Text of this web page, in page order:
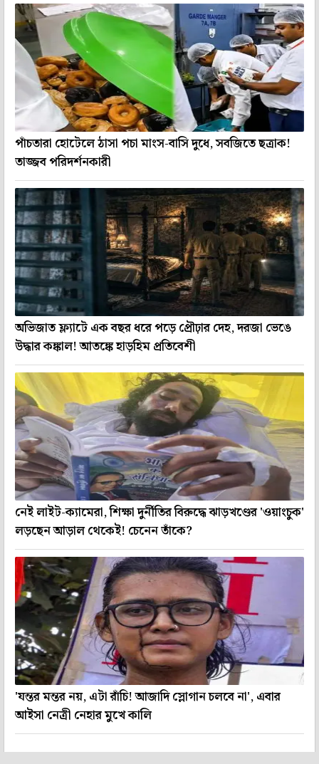
পাঁচতারা হোটেলে ঠাসা পচা মাংস-বাসি দুধে, সবজিতে ছত্রাক!
তাজ্জব পরিদর্শনকারী
অভিজাত ফ্ল্যাটে এক বছর ধরে পড়ে প্রৌঢ়ার দেহ, দরজা ভেঙে
উদ্ধার কঙ্কাল! আতঙ্কে হাড়হিম প্রতিবেশী
নেই লাইট-ক্যামেরা, শিক্ষা দুর্নীতির বিরুদ্ধে ঝাড়খণ্ডের 'ওয়াংচুক'
লড়ছেন আড়াল থেকেই! চেনেন তাঁকে?
'যন্তর মন্তর নয়, এটা রাঁচি! আজাদি স্লোগান চলবে না', এবার
আইসা নেত্রী নেহার মুখে কালি